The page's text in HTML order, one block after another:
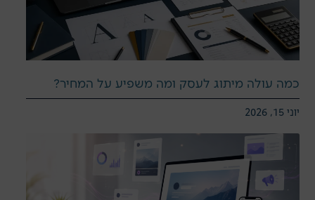
כמה עולה מיתוג לעסק ומה משפיע על המחיר?
יוני 15, 2026